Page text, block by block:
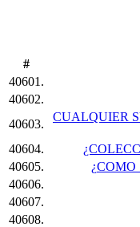
#
40601.
40602.
40603.
CUALQUIER
40604.
40605.
40606.
40607.
40608.